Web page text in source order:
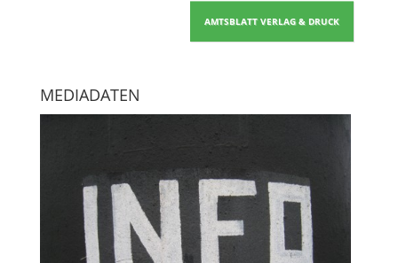
AMTSBLATT VERLAG & DRUCK
MEDIADATEN